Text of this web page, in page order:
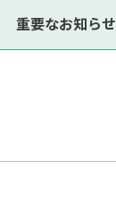
重要なお知らせ